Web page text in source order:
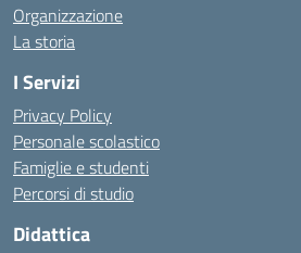
Organizzazione
La storia
I Servizi
Privacy Policy
Personale scolastico
Famiglie e studenti
Percorsi di studio
Didattica